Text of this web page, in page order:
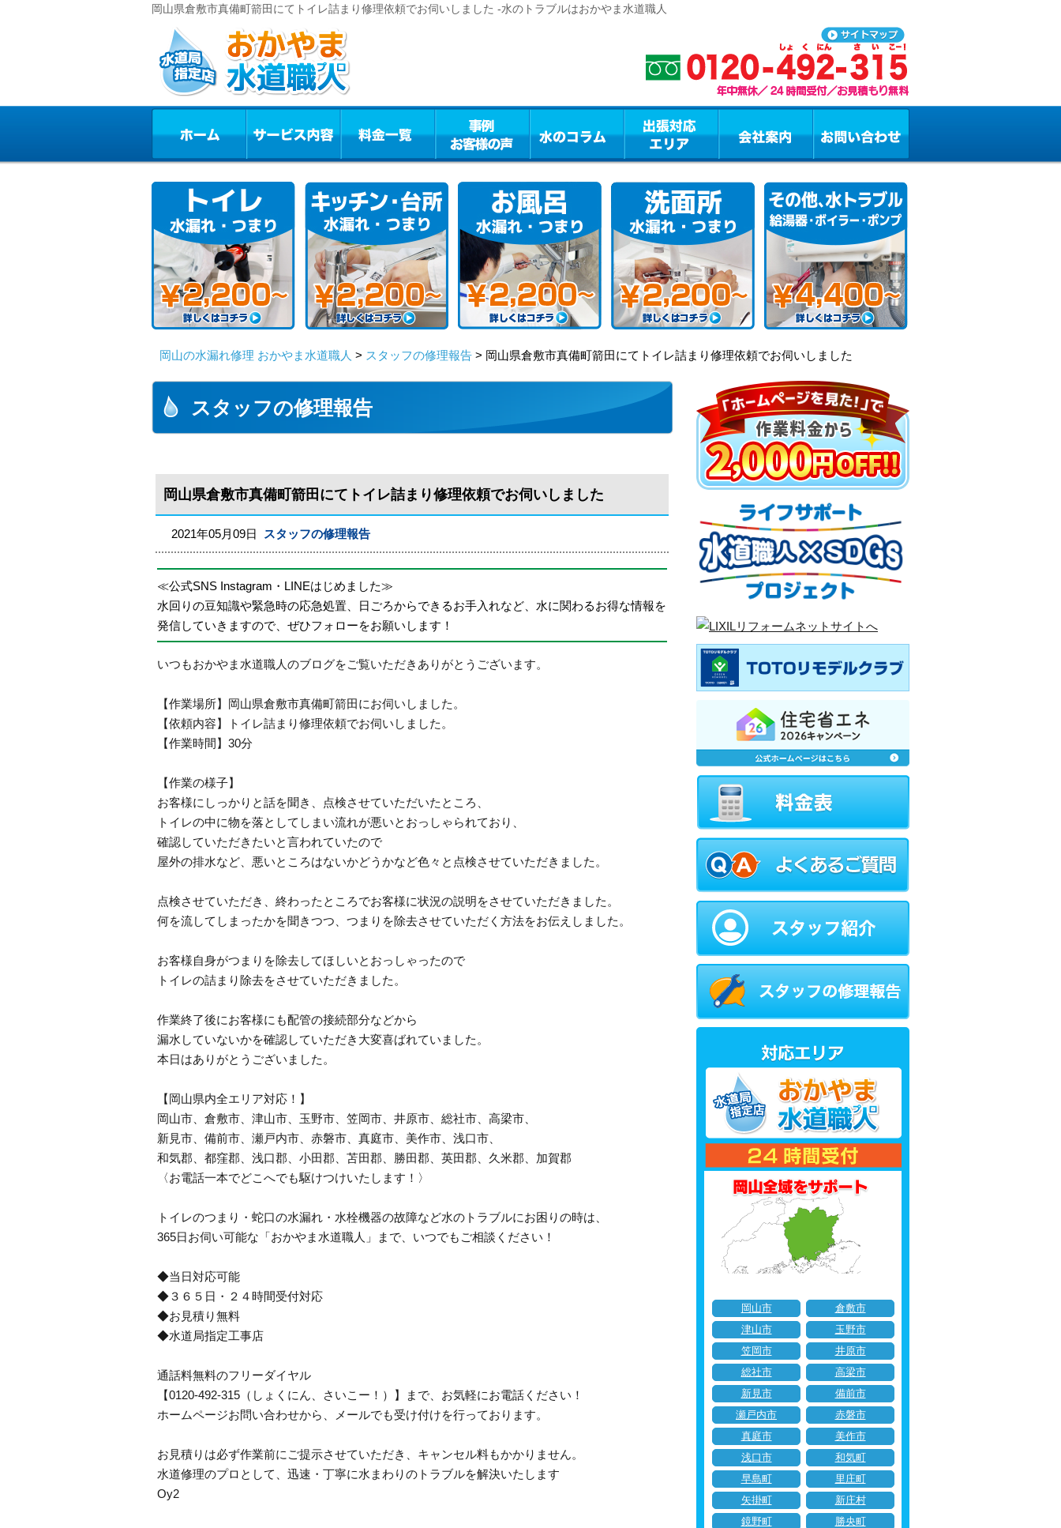
岡山県倉敷市真備町箭田にてトイレ詰まり修理依頼でお伺いしました -水のトラブルはおかやま水道職人
岡山の水漏れ修理 おかやま水道職人 > スタッフの修理報告 > 岡山県倉敷市真備町箭田にてトイレ詰まり修理依頼でお伺いしました
スタッフの修理報告
岡山県倉敷市真備町箭田にてトイレ詰まり修理依頼でお伺いしました
2021年05月09日 スタッフの修理報告
≪公式SNS Instagram・LINEはじめました≫
水回りの豆知識や緊急時の応急処置、日ごろからできるお手入れなど、水に関わるお得な情報を
発信していきますので、ぜひフォローをお願いします！
いつもおかやま水道職人のブログをご覧いただきありがとうございます。
【作業場所】岡山県倉敷市真備町箭田にお伺いしました。
【依頼内容】トイレ詰まり修理依頼でお伺いしました。
【作業時間】30分
【作業の様子】
お客様にしっかりと話を聞き、点検させていただいたところ、
トイレの中に物を落としてしまい流れが悪いとおっしゃられており、
確認していただきたいと言われていたので
屋外の排水など、悪いところはないかどうかなど色々と点検させていただきました。
点検させていただき、終わったところでお客様に状況の説明をさせていただきました。
何を流してしまったかを聞きつつ、つまりを除去させていただく方法をお伝えしました。
お客様自身がつまりを除去してほしいとおっしゃったので
トイレの詰まり除去をさせていただきました。
作業終了後にお客様にも配管の接続部分などから
漏水していないかを確認していただき大変喜ばれていました。
本日はありがとうございました。
【岡山県内全エリア対応！】
岡山市、倉敷市、津山市、玉野市、笠岡市、井原市、総社市、高梁市、
新見市、備前市、瀬戸内市、赤磐市、真庭市、美作市、浅口市、
和気郡、都窪郡、浅口郡、小田郡、苫田郡、勝田郡、英田郡、久米郡、加賀郡
〈お電話一本でどこへでも駆けつけいたします！〉
トイレのつまり・蛇口の水漏れ・水栓機器の故障など水のトラブルにお困りの時は、
365日お伺い可能な「おかやま水道職人」まで、いつでもご相談ください！
◆当日対応可能
◆３６５日・２４時間受付対応
◆お見積り無料
◆水道局指定工事店
通話料無料のフリーダイヤル
【0120-492-315（しょくにん、さいこー！）】まで、お気軽にお電話ください！
ホームページお問い合わせから、メールでも受け付けを行っております。
お見積りは必ず作業前にご提示させていただき、キャンセル料もかかりません。
水道修理のプロとして、迅速・丁寧に水まわりのトラブルを解決いたします
Oy2
岡山市
倉敷市
津山市
玉野市
笠岡市
井原市
総社市
高梁市
新見市
備前市
瀬戸内市
赤磐市
真庭市
美作市
浅口市
和気町
早島町
里庄町
矢掛町
新庄村
鏡野町
勝央町